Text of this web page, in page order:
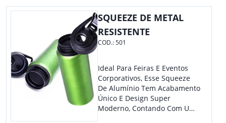
SQUEEZE DE METAL
RESISTENTE
COD.:501
Ideal Para Feiras E Eventos
Corporativos, Esse Squeeze
De Alumínio Tem Acabamento
Único E Design Super
Moderno, Contando Com Uma